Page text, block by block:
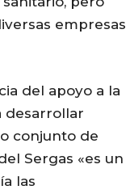
empresas
del apoyo a la
desarrollar
conjunto de
Sergas «es un
las